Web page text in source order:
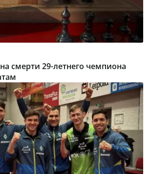
смерти 29-летнего чемпиона